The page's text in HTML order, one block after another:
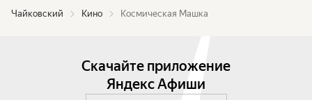
Чайковский Кино Космическая Машка
Скачайте приложение
Яндекс Афиши